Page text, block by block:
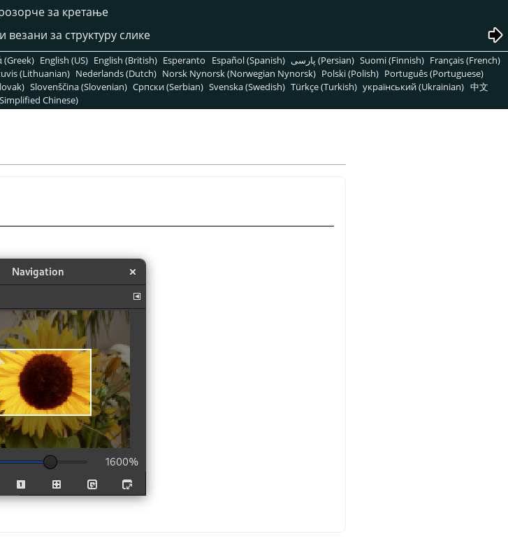
за кретање
за структуру слике
(Greek) English (US) English (British) Esperanto Español (Spanish) پارسی (Persian) Suomi (Finnish) Français (French)
(Lithuanian) Nederlands (Dutch) Norsk Nynorsk (Norwegian Nynorsk) Polski (Polish) Português (Portuguese)
Slovenščina (Slovenian) Српски (Serbian) Svenska (Swedish) Türkçe (Turkish) український (Ukrainian) 中文
Chinese)